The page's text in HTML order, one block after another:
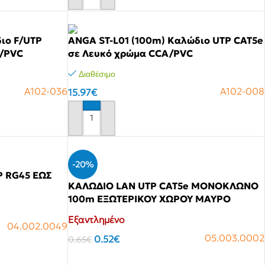
F/UTP
A102-036
ANGA ST-L01 (100m) Καλώδιο UTP CAT5e
σε Λευκό χρώμα CCA/PVC
Διαθέσιμο
15.97€ A102-008
Αγόρασε το
ΕΩΣ
04.002.0049
-20%
ΚΑΛΩΔΙΟ LAN UTP CAT5e ΜΟΝΟΚΛΩΝΟ
100m ΕΞΩΤΕΡΙΚΟΥ ΧΩΡΟΥ ΜΑΥΡΟ
Εξαντλημένο
0.65€ 0.52€ 05.003.0002